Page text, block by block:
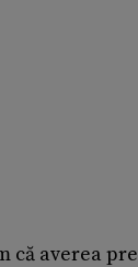
că averea